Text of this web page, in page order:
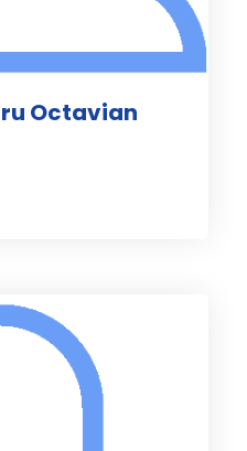
Octavian